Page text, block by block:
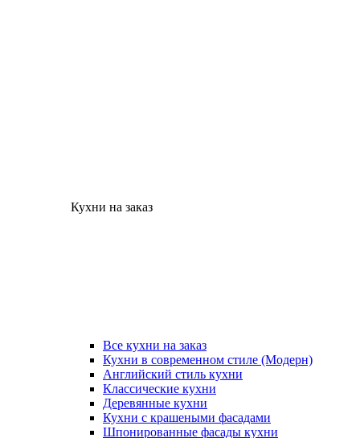
Кухни на заказ
Все кухни на заказ
Кухни в современном стиле (Модерн)
Английский стиль кухни
Классические кухни
Деревянные кухни
Кухни с крашеными фасадами
Шпонированные фасады кухни